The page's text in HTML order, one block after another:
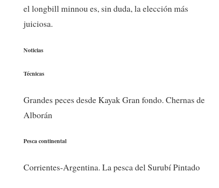
el longbill minnou es, sin duda, la elección más
juiciosa.
Noticias
Técnicas
Grandes peces desde Kayak Gran fondo. Chernas de
Alborán
Pesca continental
Corrientes-Argentina. La pesca del Surubí Pintado